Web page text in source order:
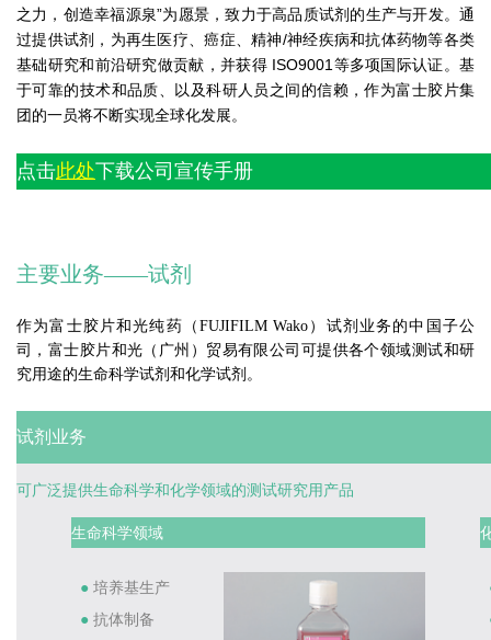
之力，创造幸福源泉”为愿景，致力于高品质试剂的生产与开发。通
过提供试剂，为再生医疗、癌症、精神/神经疾病和抗体药物等各类
基础研究和前沿研究做贡献，并获得 ISO9001等多项国际认证。基
于可靠的技术和品质、
以及科研人员之间的信赖，作为富士胶片集
团的一员将不断实现全球化发展。
点击此处下载公司宣传手册
主要业务——试剂
作为富士胶片和光纯药（FUJIFILM Wako）试剂业务的中国子公
司，富士胶片和光（广州）贸易有限公司可提供各个领域测试和研
究用途的生命科学试剂和化学试剂。
试剂业务
可广泛提供生命科学和化学领域的测试研究用产品
生命科学领域
● 培养基生产
● 抗体制备